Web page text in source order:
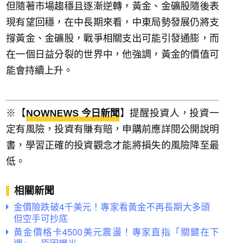
但隨著市場趨穩且逐漸逆轉，黃金、金礦股隨後表
現有望回穩，在中長期來看，中東局勢發展仍將支
撐黃金、金礦股，戰爭相關支出可能引發通膨，而
在一個日益分裂的世界中，他強調，黃金的價值可
能會持續上升。
※【NOWNEWS 今日新聞 】提醒投資人，投資一
定有風險，投資有賺有賠，申購前應詳閱公開說明
書，學習正確的投資觀念才能將損失的風險降至最
低。
相關新聞
金價險跌破4千美元！專家看黃金不再長期大多頭
但空手可抄底
黃金價格卡4500美元震盪！專家直指「關鍵在下